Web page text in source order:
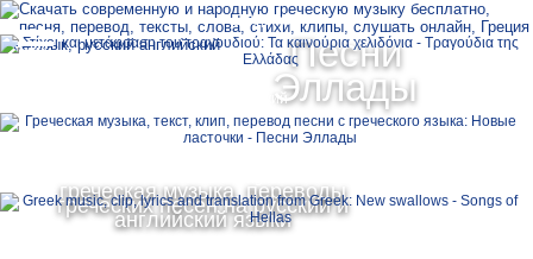
Песни
Эллады
греческая музыка, переводы
греческих песен на русский и
английский языки
Ελληνικά
Русский
MENU